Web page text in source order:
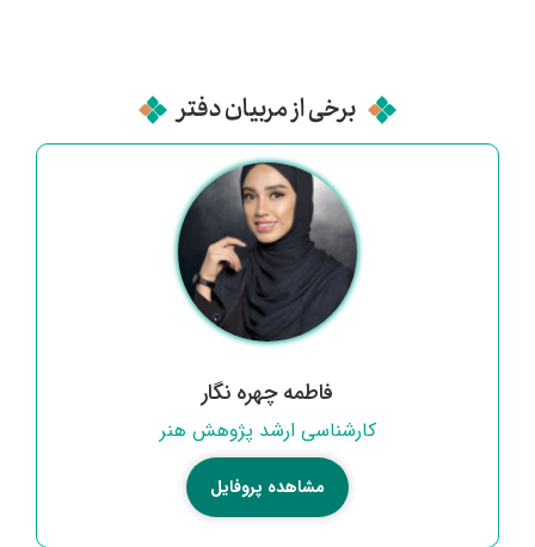
برخی از مربیان دفتر
فاطمه چهره نگار
کارشناسی ارشد پژوهش هنر
مشاهده پروفایل